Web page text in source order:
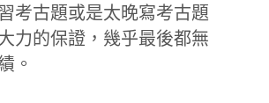
考古題或是太晚寫考古題
力的保證，幾乎最後都無
。